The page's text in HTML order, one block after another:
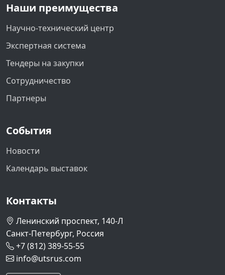
Наши преимущества
Научно-технический центр
Экспертная система
Тендеры на закупки
Сотрудничество
Партнеры
События
Новости
Календарь выставок
Контакты
Ленинский проспект, 140-Л
Санкт-Петербург, Россия
+7 (812) 389-55-55
info@utsrus.com